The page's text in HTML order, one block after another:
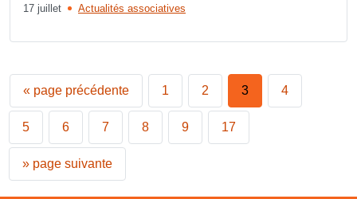
17 juillet Actualités associatives
« page précédente 1 2 3 4
5 6 7 8 9 17
» page suivante